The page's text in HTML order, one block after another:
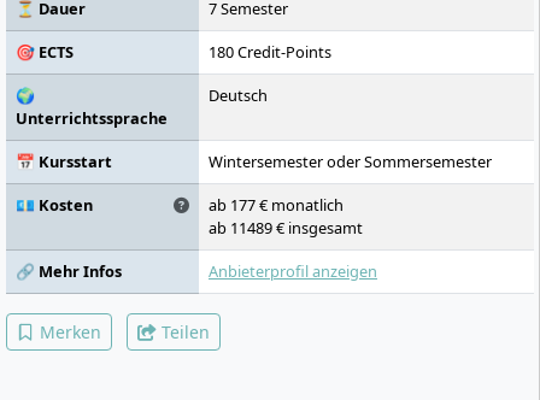
⏳ Dauer
7 Semester
🎯 ECTS
180 Credit-Points
🌍
Unterrichtssprache
Deutsch
📅 Kursstart
Wintersemester oder Sommersemester
💶 Kosten
ab 177 € monatlich
ab 11489 € insgesamt
🔗 Mehr Infos
Anbieterprofil anzeigen
Merken Teilen